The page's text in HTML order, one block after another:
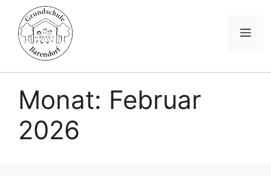
springen
Monat: Februar
2026